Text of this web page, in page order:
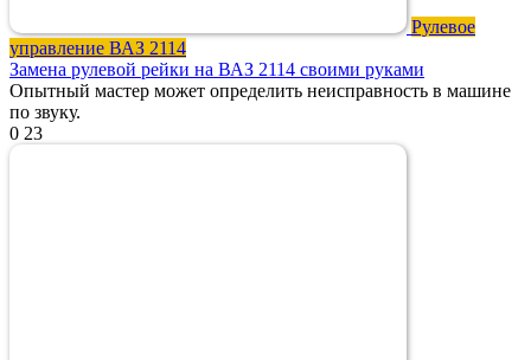
Рулевое
управление ВАЗ 2114
Замена рулевой рейки на ВАЗ 2114 своими руками
Опытный мастер может определить неисправность в машине
по звуку.
0 23